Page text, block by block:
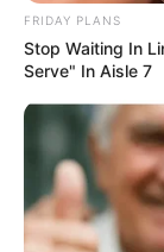
7 ราศีดวงจะดีพลิ
3 ก.ค. 2020
FRIDAY PLANS
Stop Waiting In
Serve" In Aisle 7